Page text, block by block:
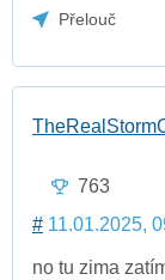
Přelouč
763
# 11.01.2025,
no tu zima